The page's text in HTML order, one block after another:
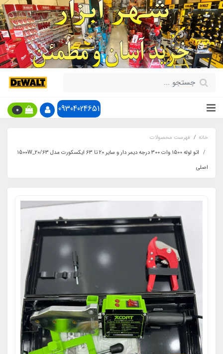
09304024651
0
خانه
فهرست محصولات
اتو لوله 1500 وات 300 درجه دیمر دار و سایر 20 تا 63 ایکسکورت مدل 20/63_1500W
اصلی